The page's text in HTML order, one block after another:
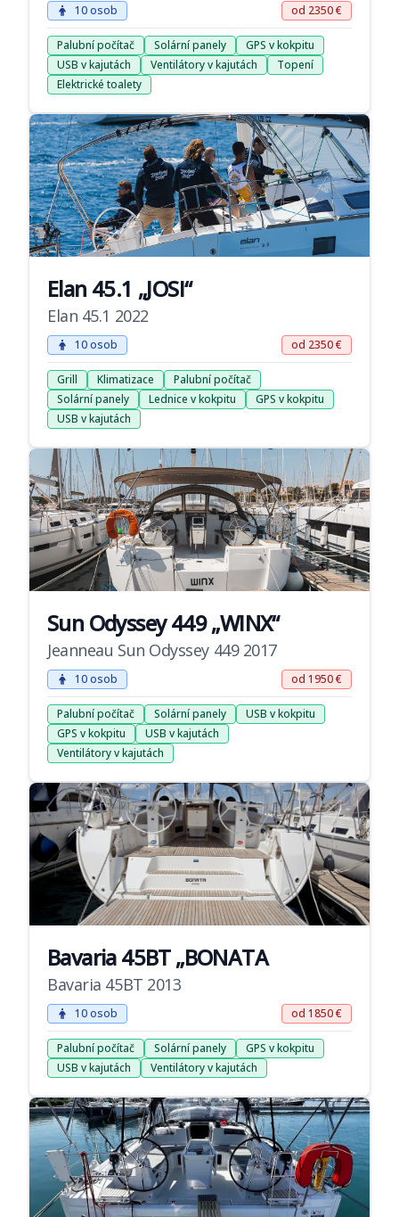
10 osob od 2350 €
Palubní počítač Solární panely
GPS v kokpitu
USB v kajutách
Ventilátory v kajutách
Topení
Elektrické toalety
Elan 45.1 „JOSI“
Elan 45.1 2022
10 osob od 2350 €
Grill Klimatizace
Palubní počítač
Solární panely
Lednice v kokpitu
GPS v kokpitu
USB v kajutách
Sun Odyssey 449 „WINX“
Jeanneau Sun Odyssey 449 2017
10 osob od 1950 €
Palubní počítač Solární panely
USB v kokpitu
GPS v kokpitu
USB v kajutách
Ventilátory v kajutách
Bavaria 45BT „BONATA
Bavaria 45BT 2013
10 osob od 1850 €
Palubní počítač Solární panely
GPS v kokpitu
USB v kajutách
Ventilátory v kajutách